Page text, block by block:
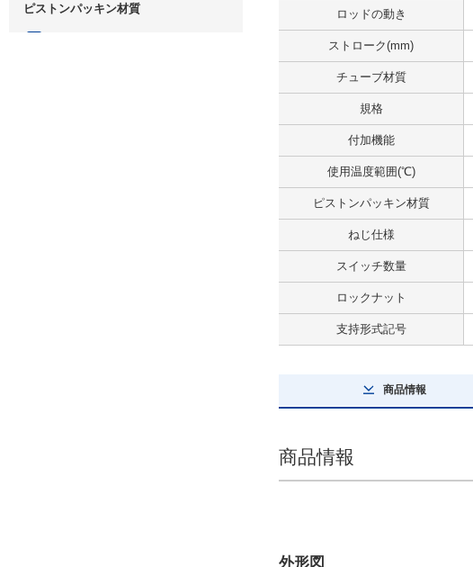
ピストンパッキン材質 ロッドの動き
ストローク(mm)
チューブ材質
規格
付加機能
使用温度範囲(℃)
ピストンパッキン材質
ねじ仕様
スイッチ数量
ロックナット
支持形式記号
商品情報
商品情報
外形図